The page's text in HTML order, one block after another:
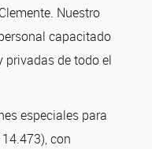
Nuestro
capacitado
de todo el
especiales para
con